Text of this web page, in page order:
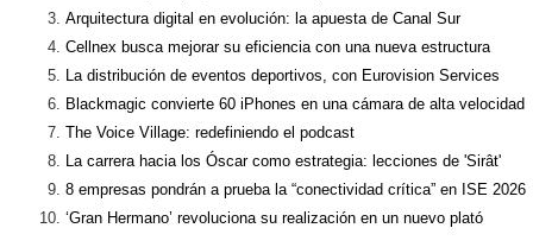
Arquitectura digital en evolución: la apuesta de Canal Sur
Cellnex busca mejorar su eficiencia con una nueva estructura
La distribución de eventos deportivos, con Eurovision Services
Blackmagic convierte 60 iPhones en una cámara de alta velocidad
The Voice Village: redefiniendo el podcast
La carrera hacia los Óscar como estrategia: lecciones de 'Sirât'
8 empresas pondrán a prueba la “conectividad crítica” en ISE 2026
‘Gran Hermano’ revoluciona su realización en un nuevo plató